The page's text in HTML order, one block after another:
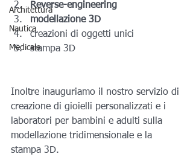
Architettura
Nautica
Medicale
Reverse-engineering
modellazione 3D
creazioni di oggetti unici
stampa 3D
Inoltre inauguriamo il nostro servizio di
creazione di gioielli personalizzati e i
laboratori per bambini e adulti sulla
modellazione tridimensionale e la
stampa 3D.